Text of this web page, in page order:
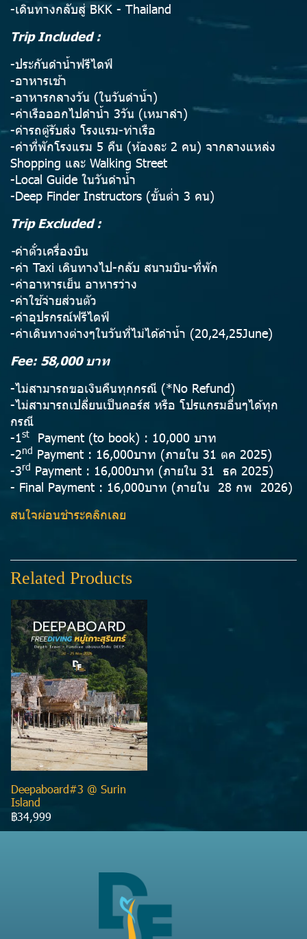
-เดินทางกลับสู่ BKK - Thailand
Trip Included :
-ประกันดำน้ำฟรีไดฟ์
-อาหารเช้า
-อาหารกลางวัน (ในวันดำน้ำ)
-ค่าเรือออกไปดำน้ำ 3วัน (เหมาลำ)
-ค่ารถตู้รับส่ง โรงแรม-ท่าเรือ
-ค่าที่พักโรงแรม 5 คืน (ห้องละ 2 คน) จากลางแหล่ง
Shopping และ Walking Street
-Local Guide ในวันดำน้ำ
-Deep Finder Instructors (ขั้นต่ำ 3 คน)
Trip Excluded :
-ค่าตั๋วเครื่องบิน
-ค่า Taxi เดินทางไป-กลับ สนามบิน-ที่พัก
-ค่าอาหารเย็น อาหารว่าง
-ค่าใช้จ่ายส่วนตัว
-ค่าอุปรกรณ์ฟรีไดฟ์
-ค่าเดินทางต่างๆในวันที่ไม่ได้ดำน้ำ (20,24,25June)
Fee: 58,000 บาท
-ไม่สามารถขอเงินคืนทุกกรณี (*No Refund)
-ไม่สามารถเปลี่ยนเป็นคอร์ส หรือ โปรแกรมอื่นๆได้ทุก
กรณี
-1st
Payment (to book) : 10,000 บาท
-2nd Payment : 16,000บาท (ภายใน 31 ตค 2025)
-3rd Payment : 16,000บาท (ภายใน 31 ธค 2025)
- Final Payment : 16,000บาท (ภายใน 28 กพ 2026)
สนใจผ่อนชำระคลิกเลย
Related Products
Deepaboard#3 @ Surin
Island
฿34,999